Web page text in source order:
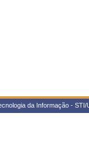
da Informação -